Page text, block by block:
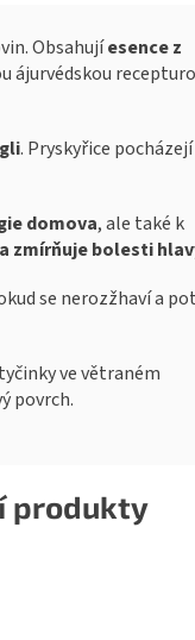
produkty
Obsahujíesence z
ájurvédskou
. Pryskyřice
domova, ale také k
zmírňuje bolesti
se nerozžhaví a
ve větraném
povrch.